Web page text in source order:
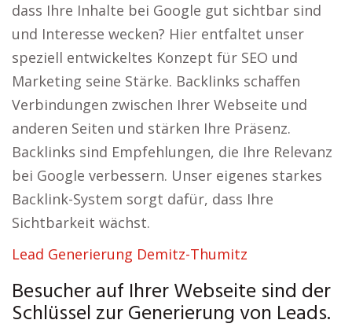
dass Ihre Inhalte bei Google gut sichtbar sind
und Interesse wecken? Hier entfaltet unser
speziell entwickeltes Konzept für SEO und
Marketing seine Stärke. Backlinks schaffen
Verbindungen zwischen Ihrer Webseite und
anderen Seiten und stärken Ihre Präsenz.
Backlinks sind Empfehlungen, die Ihre Relevanz
bei Google verbessern. Unser eigenes starkes
Backlink-System sorgt dafür, dass Ihre
Sichtbarkeit wächst.
Lead Generierung Demitz-Thumitz
Besucher auf Ihrer Webseite sind der
Schlüssel zur Generierung von Leads.